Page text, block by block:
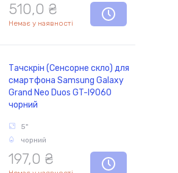
510,0 ₴
Немає у наявності
Тачскрін (Сенсорне скло) для
смартфона Samsung Galaxy
Grand Neo Duos GT-I9060
чорний
5"
чорний
197,0 ₴